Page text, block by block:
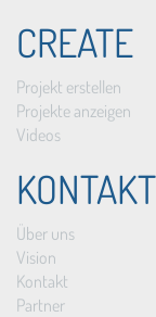
CREATE
Projekt erstellen
Projekte anzeigen
Videos
KONTAKT
Über uns
Vision
Kontakt
Partner